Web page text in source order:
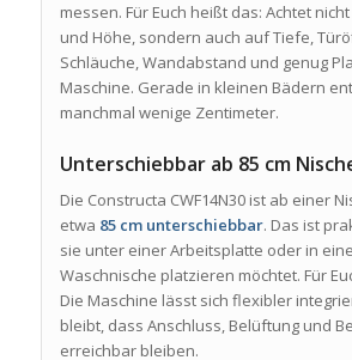
messen. Für Euch heißt das: Achtet
und Höhe, sondern auch auf Tiefe,
Schläuche, Wandabstand und genug
Maschine. Gerade in kleinen Bädern
manchmal wenige Zentimeter.
Unterschiebbar ab 85 cm
Die Constructa CWF14N30 ist ab einer
etwa 85 cm unterschiebbar. Das ist
sie unter einer Arbeitsplatte oder in
Waschnische platzieren möchtet. Für
Die Maschine lässt sich flexibler
bleibt, dass Anschluss, Belüftung und
erreichbar bleiben.